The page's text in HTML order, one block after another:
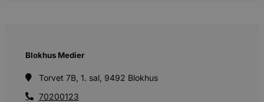
Blokhus Medier
Torvet 7B, 1. sal, 9492 Blokhus
70200123